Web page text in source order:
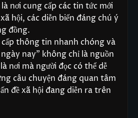
nơi cung cấp các tin tức mới
hội, các diễn biến đáng chú ý
đồng.
cấp thông tin nhanh chóng và
nay" không chỉ là nguồn
nơi mà người đọc có thể dễ
câu chuyện đáng quan tâm
đề xã hội đang diễn ra trên